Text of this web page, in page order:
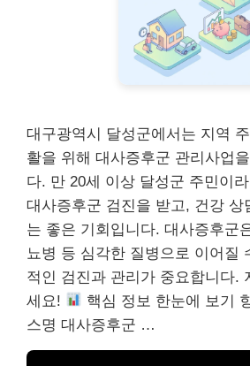
대구광역시 달성군에서는 지역
활을 위해 대사증후군 관리사업
다. 만 20세 이상 달성군 주민이
대사증후군 검진을 받고, 건강 상
는 좋은 기회입니다. 대사증후군
뇨병 등 심각한 질병으로 이어질
적인 검진과 관리가 중요합니다.
세요!
핵심 정보 한눈에 보기
스명 대사증후군 …